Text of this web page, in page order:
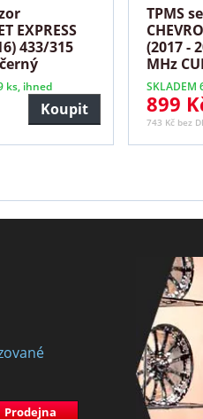
EXPRESS
433/315
ks, ihned
Koupit
TPMS
(2017 -
MHz
SKLADEM
899
743 Kč bez
Prodejna